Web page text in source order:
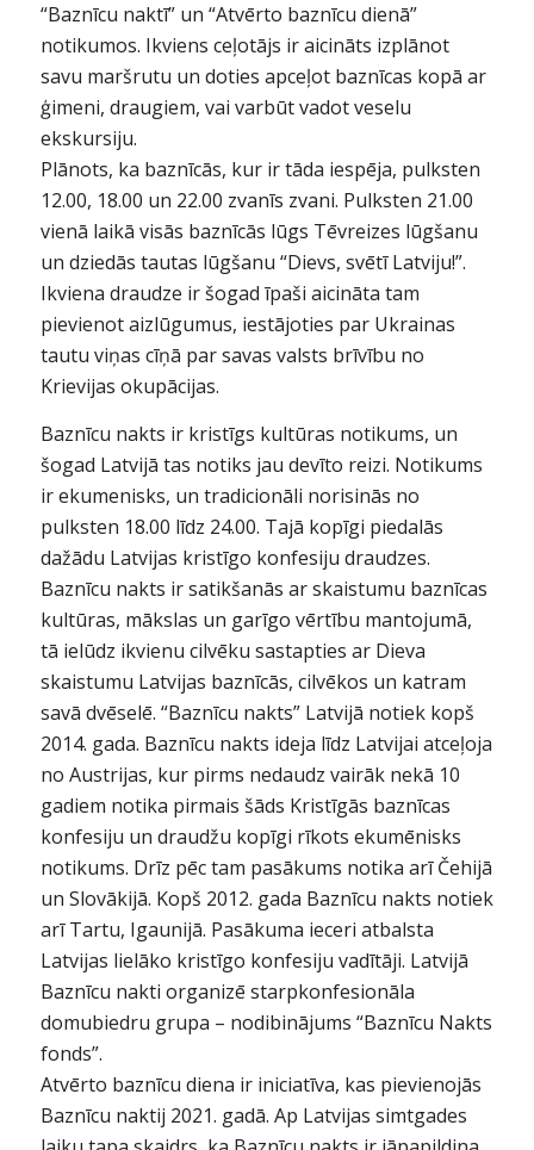
“Baznīcu naktī” un “Atvērto baznīcu dienā”
notikumos. Ikviens ceļotājs ir aicināts izplānot
savu maršrutu un doties apceļot baznīcas kopā ar
ģimeni, draugiem, vai varbūt vadot veselu
ekskursiju.
Plānots, ka baznīcās, kur ir tāda iespēja, pulksten
12.00, 18.00 un 22.00 zvanīs zvani. Pulksten 21.00
vienā laikā visās baznīcās lūgs Tēvreizes lūgšanu
un dziedās tautas lūgšanu “Dievs, svētī Latviju!”.
Ikviena draudze ir šogad īpaši aicināta tam
pievienot aizlūgumus, iestājoties par Ukrainas
tautu viņas cīņā par savas valsts brīvību no
Krievijas okupācijas.
Baznīcu nakts ir kristīgs kultūras notikums, un
šogad Latvijā tas notiks jau devīto reizi. Notikums
ir ekumenisks, un tradicionāli norisinās no
pulksten 18.00 līdz 24.00. Tajā kopīgi piedalās
dažādu Latvijas kristīgo konfesiju draudzes.
Baznīcu nakts ir satikšanās ar skaistumu baznīcas
kultūras, mākslas un garīgo vērtību mantojumā,
tā ielūdz ikvienu cilvēku sastapties ar Dieva
skaistumu Latvijas baznīcās, cilvēkos un katram
savā dvēselē. “Baznīcu nakts” Latvijā notiek kopš
2014. gada. Baznīcu nakts ideja līdz Latvijai atceļoja
no Austrijas, kur pirms nedaudz vairāk nekā 10
gadiem notika pirmais šāds Kristīgās baznīcas
konfesiju un draudžu kopīgi rīkots ekumēnisks
notikums. Drīz pēc tam pasākums notika arī Čehijā
un Slovākijā. Kopš 2012. gada Baznīcu nakts notiek
arī Tartu, Igaunijā. Pasākuma ieceri atbalsta
Latvijas lielāko kristīgo konfesiju vadītāji. Latvijā
Baznīcu nakti organizē starpkonfesionāla
domubiedru grupa – nodibinājums “Baznīcu Nakts
fonds”.
Atvērto baznīcu diena ir iniciatīva, kas pievienojās
Baznīcu naktij 2021. gadā. Ap Latvijas simtgades